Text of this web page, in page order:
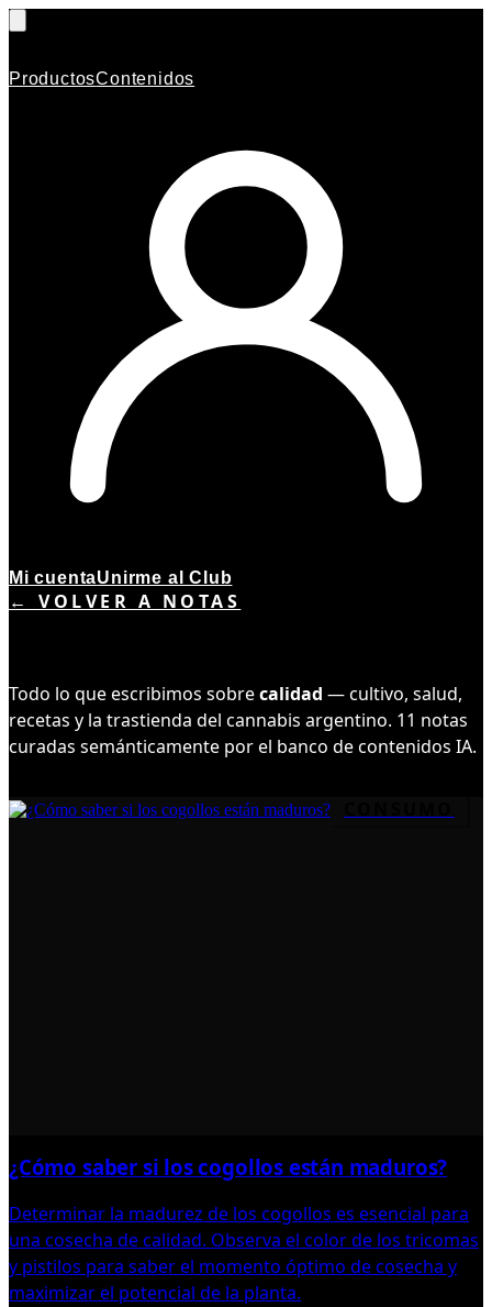
ProductosContenidos
Mi cuentaUnirme al Club
← VOLVER A NOTAS
Todo lo que escribimos sobrecalidad — cultivo, salud,
recetas y la trastienda del cannabis argentino. 11 notas
curadas semánticamente por el banco de contenidos IA.
¿Cómo saber si los cogollos están maduros?
Determinar la madurez de los cogollos es esencial para
una cosecha de calidad. Observa el color de los tricomas
y pistilos para saber el momento óptimo de cosecha y
maximizar el potencial de la planta.